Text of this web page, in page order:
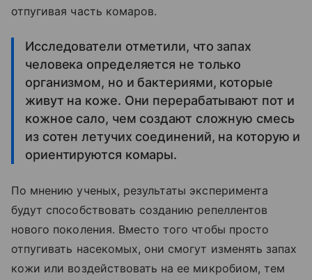
отпугивая часть комаров.
Исследователи отметили, что запах
человека определяется не только
организмом, но и бактериями, которые
живут на коже. Они перерабатывают пот и
кожное сало, чем создают сложную смесь
из сотен летучих соединений, на которую и
ориентируются комары.
По мнению ученых, результаты эксперимента
будут способствовать созданию репеллентов
нового поколения. Вместо того чтобы просто
отпугивать насекомых, они смогут изменять запах
кожи или воздействовать на ее микробиом, тем